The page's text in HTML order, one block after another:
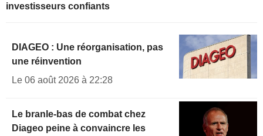
investisseurs confiants
DIAGEO : Une réorganisation, pas
une réinvention
Le 06 août 2026 à 22:28
Le branle-bas de combat chez
Diageo peine à convaincre les